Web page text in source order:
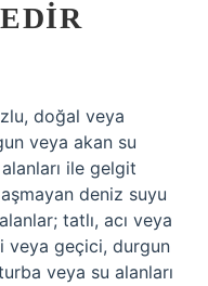
doğal veya
veya akan su
ile gelgit
deniz suyu
tatlı, acı veya
veya geçici, durgun
veya su alanları